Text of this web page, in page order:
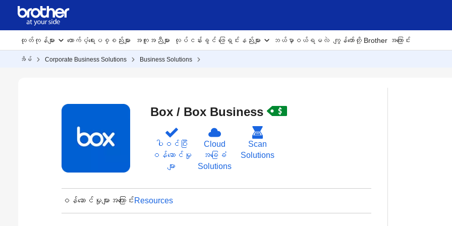
ထုတ်ကုန်များ ထောက်ပံ့ရေးပစ္စည်းများ အကူအညီများ လုပ်ငန်းခွင် ဖြေရှင်းနည်းများ ဘယ်မှာဝယ်ရမလဲ ကျွန်တော်တို့ Brother အကြောင်း
အိမ် Corporate Business Solutions Business Solutions
Box / Box Business
ပါဝင်ပြီး
ဝန်ဆောင်မှု
များ
Cloud
အခြေခံ
Solutions
Scan
Solutions
ဝန်ဆောင်မှုများအကြောင်း Resources